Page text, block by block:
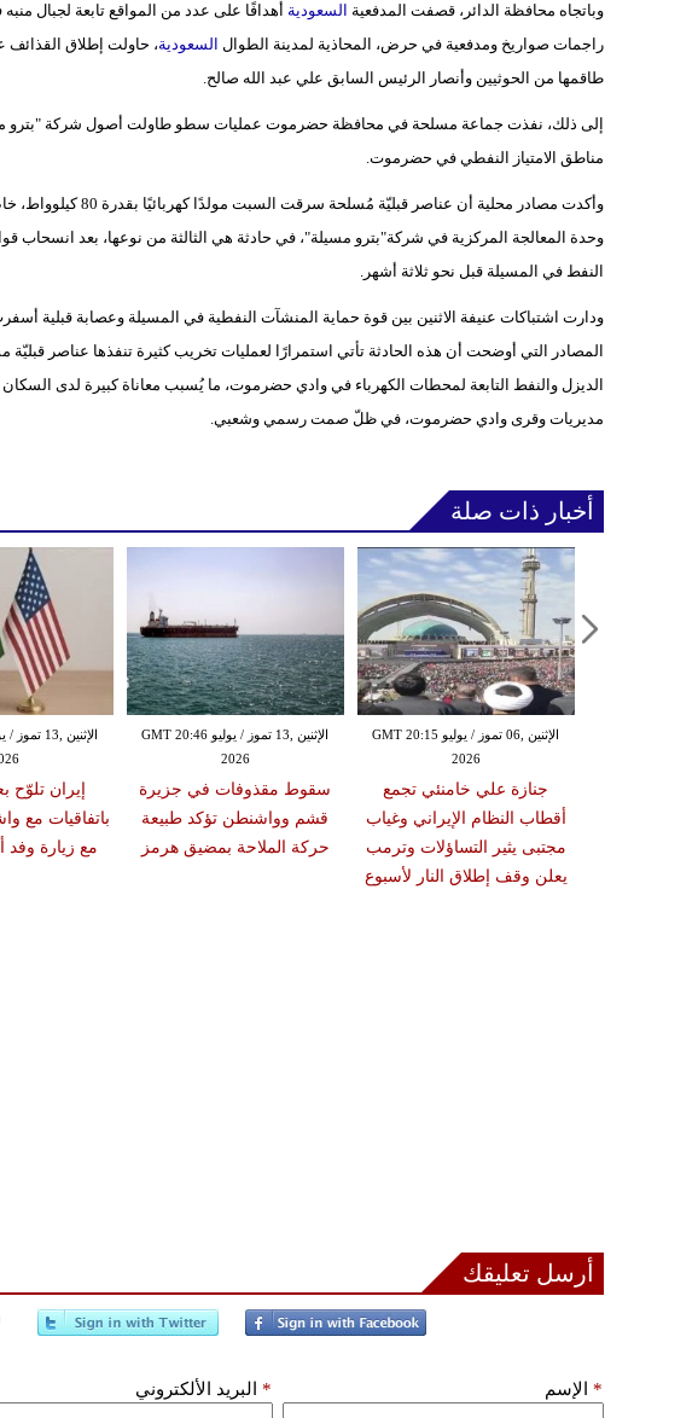
وباتجاه محافظة الدائر، قصفت المدفعية السعودية أهدافًا على عدد من المواقع تابعة لجبال
راجمات صواريخ ومدفعية في حرض، المحاذية لمدينة الطوال السعودية، حاولت إطلاق القذائف
طاقمها من الحوثيين وأنصار الرئيس السابق علي عبد الله صالح.
إلى ذلك، نفذت جماعة مسلحة في محافظة حضرموت عمليات سطو طاولت أصول شركة "بترو
مناطق الامتياز النفطي في حضرموت.
وأكدت مصادر محلية أن
وحدة المعالجة المركزية في شركة"بترو مسيلة"، في حادثة هي الثالثة من نوعها، بعد
النفط في المسيلة قبل نحو ثلاثة أشهر.
ودارت اشتباكات عنيفة الاثنين بين قوة حماية المنشآت النفطية في المسيلة وعصابة قبلية
المصادر التي أوضحت أن هذه الحادثة تأتي استمرارًا لعمليات تخريب كثيرة تنفذها عناصر
الديزل والنفط التابعة لمحطات الكهرباء في وادي حضرموت، ما يُسبب معاناة كبيرة لدى
مديريات وقرى وادي حضرموت، في ظلّ صمت رسمي وشعبي.
أخبار ذات صلة
إيران تلوّح
باتفاقيات مع
مع زيارة وفد
الإثنين ,13 تموز / يوليو GMT 20:46
2026
سقوط مقذوفات في جزيرة
قشم وواشنطن تؤكد طبيعة
حركة الملاحة بمضيق هرمز
الإثنين ,06 تموز / يوليو GMT 20:15
2026
جنازة علي خامنئي تجمع
أقطاب النظام الإيراني وغياب
مجتبى يثير التساؤلات وترمب
يعلن وقف إطلاق النار لأسبوع
أرسل تعليقك
الإسم * البريد الألكتروني *